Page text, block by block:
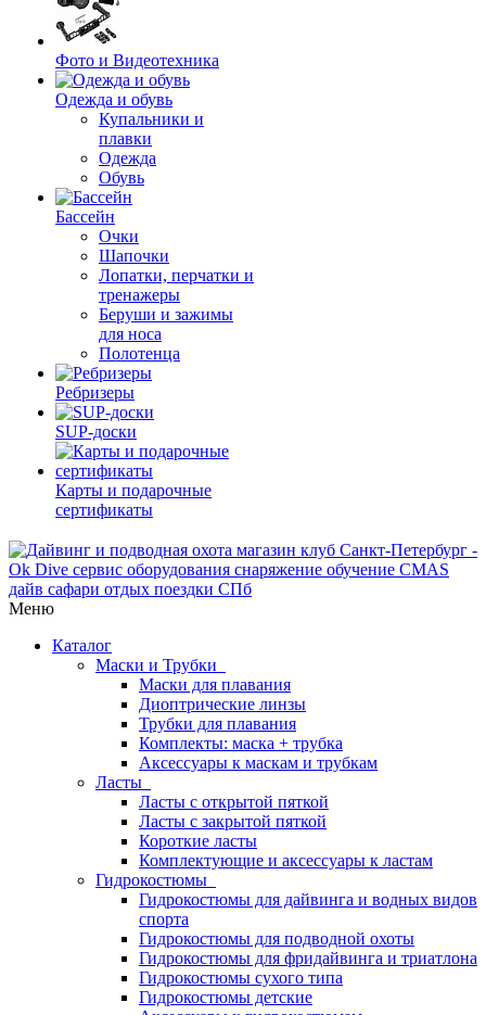
Фото и Видеотехника
Одежда и обувь
Купальники и
плавки
Одежда
Обувь
Бассейн
Очки
Шапочки
Лопатки, перчатки и
тренажеры
Беруши и зажимы
для носа
Полотенца
Ребризеры
SUP-доски
Карты и подарочные
сертификаты
Меню
Каталог
Маски и Трубки
Маски для плавания
Диоптрические линзы
Трубки для плавания
Комплекты: маска + трубка
Аксессуары к маскам и трубкам
Ласты
Ласты с открытой пяткой
Ласты с закрытой пяткой
Короткие ласты
Комплектующие и аксессуары к ластам
Гидрокостюмы
Гидрокостюмы для дайвинга и водных видов
спорта
Гидрокостюмы для подводной охоты
Гидрокостюмы для фридайвинга и триатлона
Гидрокостюмы сухого типа
Гидрокостюмы детские